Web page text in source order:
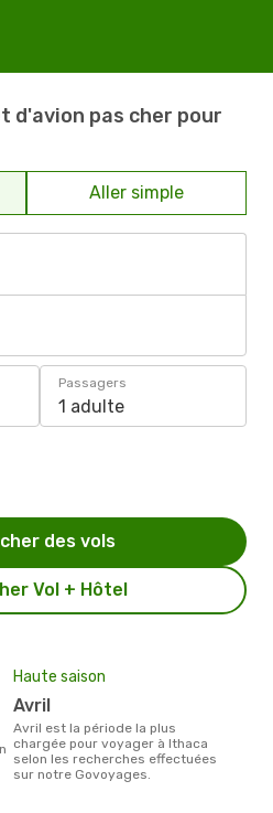
d'avion pas cher pour
Aller simple
Passagers
1 adulte
Vol + Hôtel
des vols
Haute saison
avril
avril est la période la plus
chargée pour voyager à Ithaca
selon les recherches effectuées
sur notre Govoyages.